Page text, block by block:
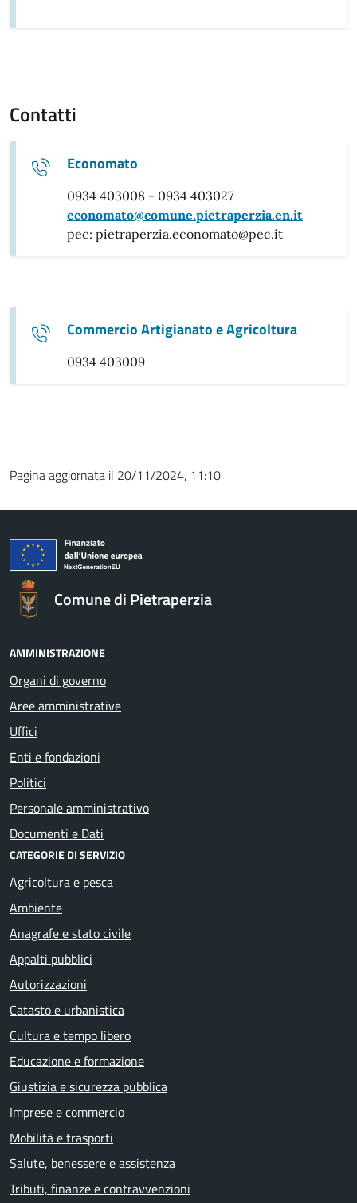
Contatti
Economato
0934 403008 - 0934 403027
economato@comune.pietraperzia.en.it
pec: pietraperzia.economato@pec.it
Commercio Artigianato e Agricoltura
0934 403009
Pagina aggiornata il 20/11/2024, 11:10
Comune di Pietraperzia
AMMINISTRAZIONE
Organi di governo
Aree amministrative
Uffici
Enti e fondazioni
Politici
Personale amministrativo
Documenti e Dati
CATEGORIE DI SERVIZIO
Agricoltura e pesca
Ambiente
Anagrafe e stato civile
Appalti pubblici
Autorizzazioni
Catasto e urbanistica
Cultura e tempo libero
Educazione e formazione
Giustizia e sicurezza pubblica
Imprese e commercio
Mobilità e trasporti
Salute, benessere e assistenza
Tributi, finanze e contravvenzioni